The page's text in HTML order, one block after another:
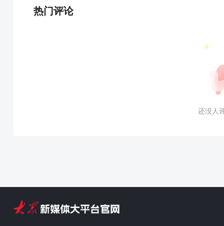
热门评论
还没人